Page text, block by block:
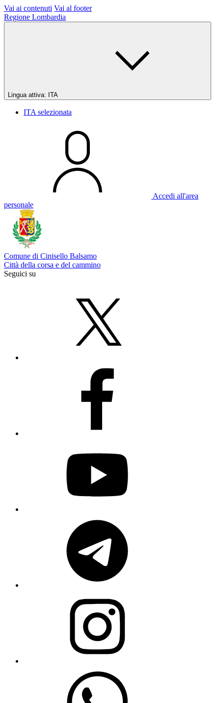
Vai ai contenuti Vai al footer
Regione Lombardia
Lingua attiva: ITA
ITA selezionata
Accedi all'area
personale
Comune di Cinisello Balsamo
Città della corsa e del cammino
Seguici su